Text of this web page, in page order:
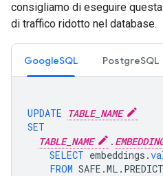
consigliamo di eseguire
di traffico ridotto nel database.
GoogleSQL PostgreSQL
UPDATE TABLE_NAME
SET
TABLE_NAME
.
SELECT embeddings .
FROM SAFE .ML . PREDICT